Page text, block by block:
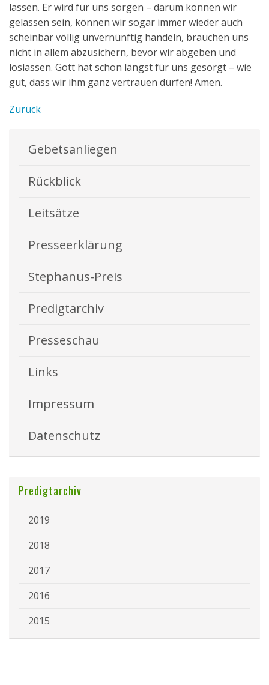
lassen. Er wird für uns sorgen – darum können wir
gelassen sein, können wir sogar immer wieder auch
scheinbar völlig unvernünftig handeln, brauchen uns
nicht in allem abzusichern, bevor wir abgeben und
loslassen. Gott hat schon längst für uns gesorgt – wie
gut, dass wir ihm ganz vertrauen dürfen! Amen.
Zurück
Gebetsanliegen
Rückblick
Leitsätze
Presseerklärung
Stephanus-Preis
Predigtarchiv
Presseschau
Links
Impressum
Datenschutz
Predigtarchiv
2019
2018
2017
2016
2015